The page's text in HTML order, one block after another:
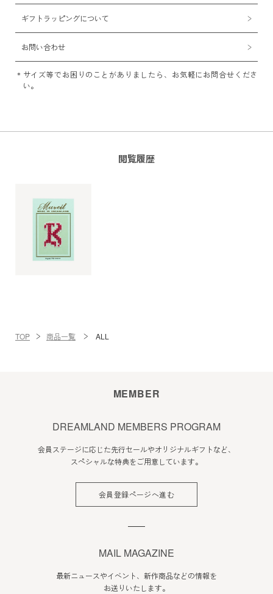
ギフトラッピングについて
お問い合わせ
サイズ等でお困りのことがありましたら、お気軽にお問合せくださ
い。
閲覧履歴
TOP 商品一覧 ALL
MEMBER
DREAMLAND MEMBERS PROGRAM
会員ステージに応じた先行セールやオリジナルギフトなど、
スペシャルな特典をご用意しています。
会員登録ページへ進む
MAIL MAGAZINE
最新ニュースやイベント、新作商品などの情報を
お送りいたします。